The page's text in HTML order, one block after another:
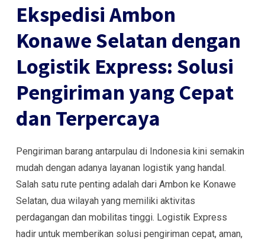
Ekspedisi Ambon
Konawe Selatan dengan
Logistik Express: Solusi
Pengiriman yang Cepat
dan Terpercaya
Pengiriman barang antarpulau di Indonesia kini semakin
mudah dengan adanya layanan logistik yang handal.
Salah satu rute penting adalah dari Ambon ke Konawe
Selatan, dua wilayah yang memiliki aktivitas
perdagangan dan mobilitas tinggi. Logistik Express
hadir untuk memberikan solusi pengiriman cepat, aman,